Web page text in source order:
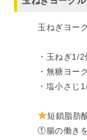
玉ねぎヨー
・玉ねぎ1/2
・無糖ヨー
・塩小さじ
短鎖脂肪
①腸の働き